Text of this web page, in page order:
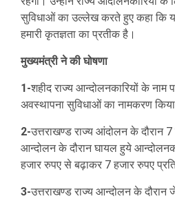
सुविधाओं का उल्लेख करते हुए कहा कि
हमारी कृतज्ञता का प्रतीक है।
मुख्यमंत्री ने की घोषणा
1-शहीद राज्य आन्दोलनकारियों के नाम
अवस्थापना सुविधाओं का नामकरण
2-उत्तराखण्ड राज्य आंदोलन के दौरान
आन्दोलन के दौरान घायल हुये
हजार रुपए से बढ़ाकर 7 हजार रुपए
3-उत्तराखण्ड राज्य आन्दोलन के